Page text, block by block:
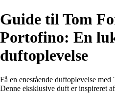
Guide til Tom
Portofino: En
duftoplevelse
Få en enestående duftoplevelse
Denne eksklusive duft er inspireret